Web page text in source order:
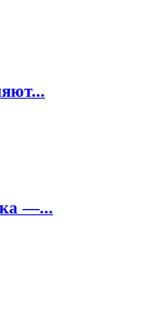
—...